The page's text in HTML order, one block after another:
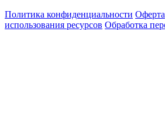
Политика конфиденциальности Оферта
использования ресурсов Обработка